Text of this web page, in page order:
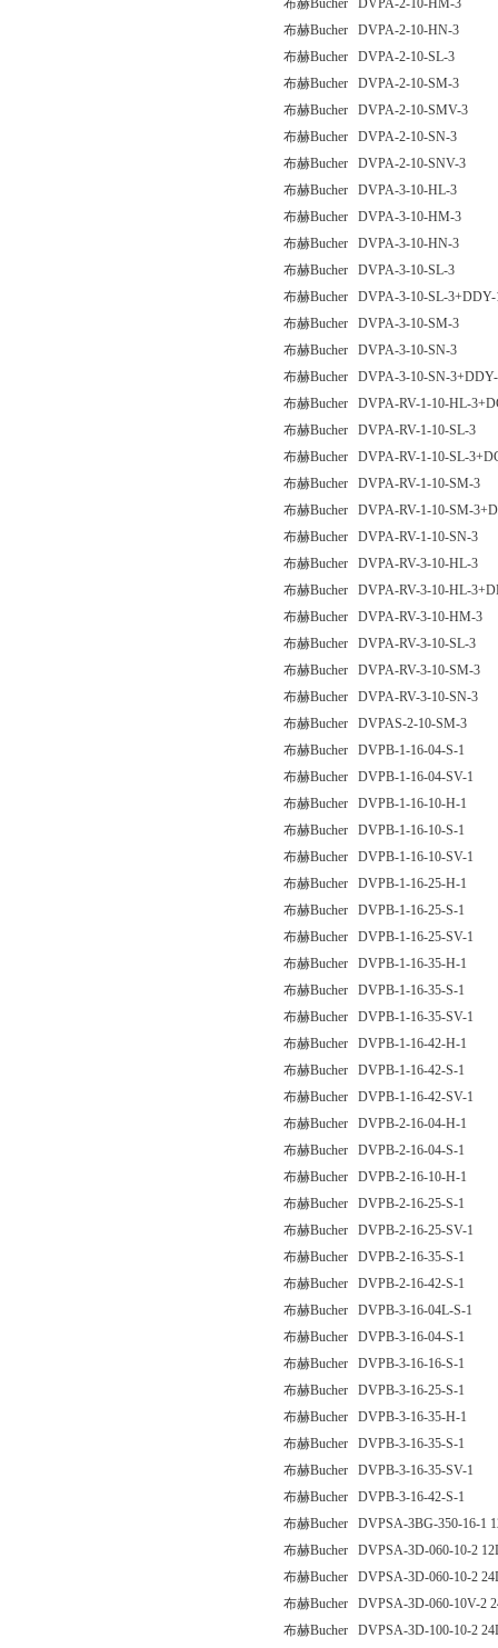
布赫Bucher DVPA-2-10-HM-3
布赫Bucher DVPA-2-10-HN-3
布赫Bucher DVPA-2-10-SL-3
布赫Bucher DVPA-2-10-SM-3
布赫Bucher DVPA-2-10-SMV-3
布赫Bucher DVPA-2-10-SN-3
布赫Bucher DVPA-2-10-SNV-3
布赫Bucher DVPA-3-10-HL-3
布赫Bucher DVPA-3-10-HM-3
布赫Bucher DVPA-3-10-HN-3
布赫Bucher DVPA-3-10-SL-3
布赫Bucher DVPA-3-10-SL-3+DDY-
布赫Bucher DVPA-3-10-SM-3
布赫Bucher DVPA-3-10-SN-3
布赫Bucher DVPA-3-10-SN-
布赫Bucher DVPA-RV-1-10-HL-
布赫Bucher DVPA-RV-1-10-SL-3
布赫Bucher DVPA-RV-1-10-SL-
布赫Bucher DVPA-RV-1-10-SM-3
布赫Bucher DVPA-RV-1-10-SM-
布赫Bucher DVPA-RV-1-10-SN-3
布赫Bucher DVPA-RV-3-10-HL-3
布赫Bucher DVPA-RV-3-10-HL-
布赫Bucher DVPA-RV-3-10-HM-3
布赫Bucher DVPA-RV-3-10-SL-3
布赫Bucher DVPA-RV-3-10-SM-3
布赫Bucher DVPA-RV-3-10-SN-3
布赫Bucher DVPAS-2-10-SM-3
布赫Bucher DVPB-1-16-04-S-1
布赫Bucher DVPB-1-16-04-SV-1
布赫Bucher DVPB-1-16-10-H-1
布赫Bucher DVPB-1-16-10-S-1
布赫Bucher DVPB-1-16-10-SV-1
布赫Bucher DVPB-1-16-25-H-1
布赫Bucher DVPB-1-16-25-S-1
布赫Bucher DVPB-1-16-25-SV-1
布赫Bucher DVPB-1-16-35-H-1
布赫Bucher DVPB-1-16-35-S-1
布赫Bucher DVPB-1-16-35-SV-1
布赫Bucher DVPB-1-16-42-H-1
布赫Bucher DVPB-1-16-42-S-1
布赫Bucher DVPB-1-16-42-SV-1
布赫Bucher DVPB-2-16-04-H-1
布赫Bucher DVPB-2-16-04-S-1
布赫Bucher DVPB-2-16-10-H-1
布赫Bucher DVPB-2-16-25-S-1
布赫Bucher DVPB-2-16-25-SV-1
布赫Bucher DVPB-2-16-35-S-1
布赫Bucher DVPB-2-16-42-S-1
布赫Bucher DVPB-3-16-04L-S-1
布赫Bucher DVPB-3-16-04-S-1
布赫Bucher DVPB-3-16-16-S-1
布赫Bucher DVPB-3-16-25-S-1
布赫Bucher DVPB-3-16-35-H-1
布赫Bucher DVPB-3-16-35-S-1
布赫Bucher DVPB-3-16-35-SV-1
布赫Bucher DVPB-3-16-42-S-1
布赫Bucher DVPSA-3BG-350-16-1
布赫Bucher DVPSA-3D-060-10-2
布赫Bucher DVPSA-3D-060-10-2
布赫Bucher DVPSA-3D-060-10V-2
布赫Bucher DVPSA-3D-100-10-2